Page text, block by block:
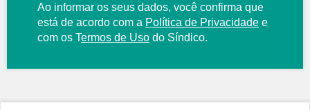
Ao informar os seus dados, você confirma que
está de acordo com a Política de Privacidade e
com os Termos de Uso do Síndico.